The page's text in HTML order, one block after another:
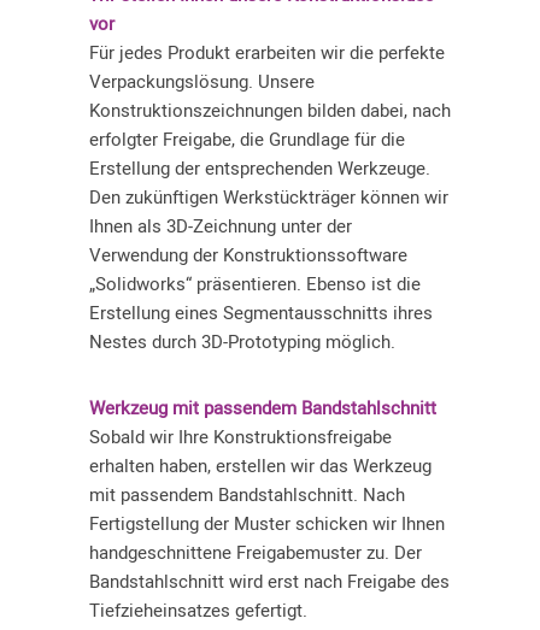
vor
Für jedes Produkt erarbeiten wir die perfekte
Verpackungslösung. Unsere
Konstruktionszeichnungen bilden dabei, nach
erfolgter Freigabe, die Grundlage für die
Erstellung der entsprechenden Werkzeuge.
Den zukünftigen Werkstückträger können wir
Ihnen als 3D-Zeichnung unter der
Verwendung der Konstruktionssoftware
„Solidworks“ präsentieren. Ebenso ist die
Erstellung eines Segmentausschnitts ihres
Nestes durch 3D-Prototyping möglich.
Werkzeug mit passendem Bandstahlschnitt
Sobald wir Ihre Konstruktionsfreigabe
erhalten haben, erstellen wir das Werkzeug
mit passendem Bandstahlschnitt. Nach
Fertigstellung der Muster schicken wir Ihnen
handgeschnittene Freigabemuster zu. Der
Bandstahlschnitt wird erst nach Freigabe des
Tiefzieheinsatzes gefertigt.